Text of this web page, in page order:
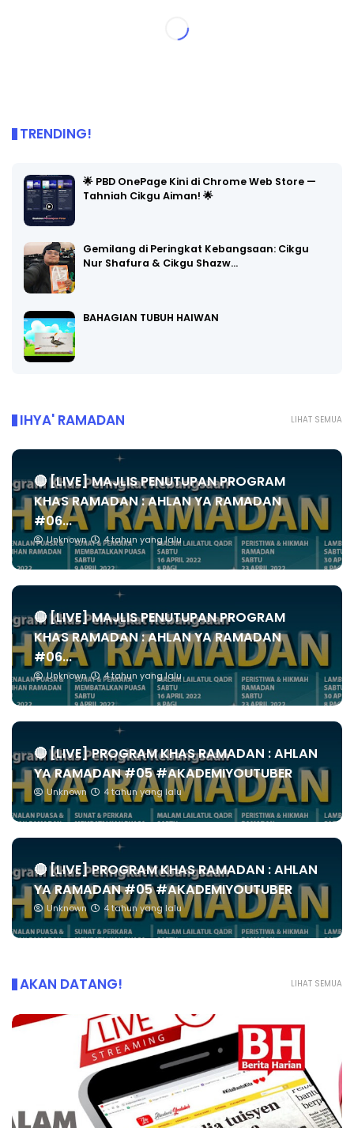
TRENDING!
🌟 PBD OnePage Kini di Chrome Web Store —
Tahniah Cikgu Aiman! 🌟
Gemilang di Peringkat Kebangsaan: Cikgu
Nur Shafura & Cikgu Shazw…
BAHAGIAN TUBUH HAIWAN
LIHAT SEMUA
IHYA' RAMADAN
🔴 [LIVE] MAJLIS PENUTUPAN PROGRAM
KHAS RAMADAN : AHLAN YA RAMADAN
#06...
Unknown 4 tahun yang lalu
🔴 [LIVE] MAJLIS PENUTUPAN PROGRAM
KHAS RAMADAN : AHLAN YA RAMADAN
#06...
Unknown 4 tahun yang lalu
🔴 [LIVE] PROGRAM KHAS RAMADAN : AHLAN
YA RAMADAN #05 #AKADEMIYOUTUBER
Unknown 4 tahun yang lalu
🔴 [LIVE] PROGRAM KHAS RAMADAN : AHLAN
YA RAMADAN #05 #AKADEMIYOUTUBER
Unknown 4 tahun yang lalu
LIHAT SEMUA
AKAN DATANG!